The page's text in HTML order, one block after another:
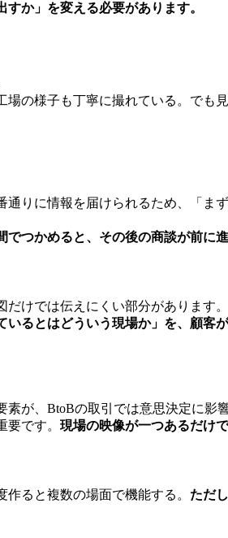
か」を変える必要があります。
の様子も丁寧に撮れている。でも
りに情報を届けられるため、「ま
つかめると、その後の商談が前に進
けでは伝えにくい部分があります。
るとはどういう現場か」を、顧客
が、BtoBの取引では意思決定に影響
です。 現場の映像が一つあるだけ
ると複数の場面で機能する。 ただ